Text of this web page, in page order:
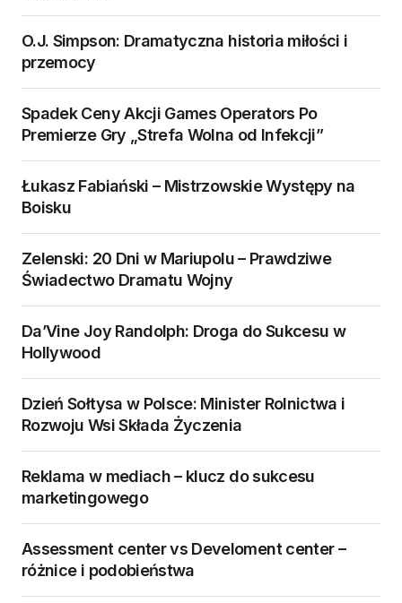
O.J. Simpson: Dramatyczna historia miłości i
przemocy
Spadek Ceny Akcji Games Operators Po
Premierze Gry „Strefa Wolna od Infekcji”
Łukasz Fabiański – Mistrzowskie Występy na
Boisku
Zelenski: 20 Dni w Mariupolu – Prawdziwe
Świadectwo Dramatu Wojny
Da’Vine Joy Randolph: Droga do Sukcesu w
Hollywood
Dzień Sołtysa w Polsce: Minister Rolnictwa i
Rozwoju Wsi Składa Życzenia
Reklama w mediach – klucz do sukcesu
marketingowego
Assessment center vs Develoment center –
różnice i podobieństwa